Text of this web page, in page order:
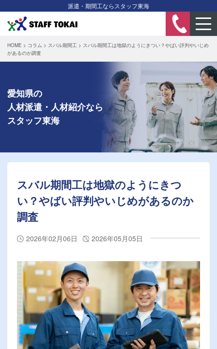
派遣・期間工ならスタッフ東海
HOME > コラム > スバル期間工 > スバル期間工は地獄のようにきつい？やばい評判やいじめ
があるのか調査
愛知県の
人材派遣・人材紹介なら
スタッフ東海
スバル期間工は地獄のようにきつ
い？やばい評判やいじめがあるのか
調査
2026年02月06日 2026年05月05日